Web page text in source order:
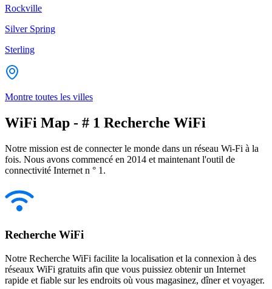
Rockville
Silver Spring
Sterling
Montre toutes les villes
WiFi Map - # 1 Recherche WiFi
Notre mission est de connecter le monde dans un réseau Wi-Fi à la
fois. Nous avons commencé en 2014 et maintenant l'outil de
connectivité Internet n ° 1.
Recherche WiFi
Notre Recherche WiFi facilite la localisation et la connexion à des
réseaux WiFi gratuits afin que vous puissiez obtenir un Internet
rapide et fiable sur les endroits où vous magasinez, dîner et voyager.